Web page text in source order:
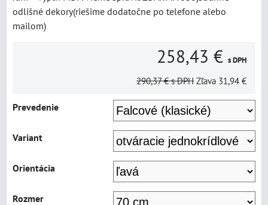
odlišné dekory(riešime dodatočne po telefone alebo
mailom)
258,43 € s DPH
290,37 € s DPH Zľava 31,94 €
Prevedenie
Variant
Orientácia
Rozmer